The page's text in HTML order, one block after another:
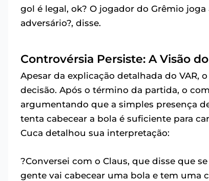
gol é legal, ok? O jogador do Grêmio
adversário?, disse.
Controvérsia Persiste: A Visão
Apesar da explicação detalhada do VAR,
decisão. Após o término da partida, o
argumentando que a simples presença
tenta cabecear a bola é suficiente para
Cuca detalhou sua interpretação:
?Conversei com o Claus, que disse que
gente vai cabecear uma bola e tem uma